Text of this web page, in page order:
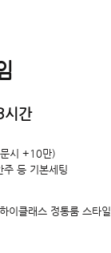
시간
시 +10만)
등 기본세팅
하이클래스 정통룸 스타일